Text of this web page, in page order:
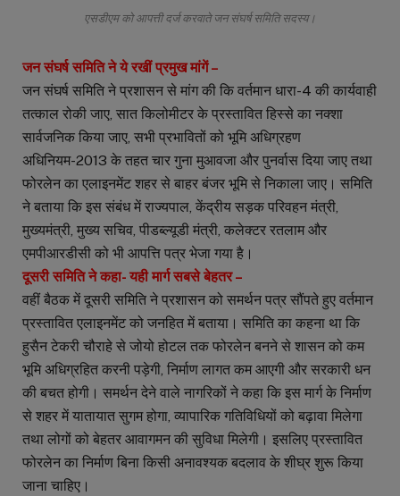
एसडीएम को आपत्ती दर्ज करवाते जन संघर्ष समिति सदस्य।
जन संघर्ष समिति ने ये रखीं प्रमुख मांगें –
जन संघर्ष समिति ने प्रशासन से मांग की कि वर्तमान धारा-4 की कार्यवाही
तत्काल रोकी जाए, सात किलोमीटर के प्रस्तावित हिस्से का नक्शा
सार्वजनिक किया जाए, सभी प्रभावितों को भूमि अधिग्रहण
अधिनियम-2013 के तहत चार गुना मुआवजा और पुनर्वास दिया जाए तथा
फोरलेन का एलाइनमेंट शहर से बाहर बंजर भूमि से निकाला जाए। समिति
ने बताया कि इस संबंध में राज्यपाल, केंद्रीय सड़क परिवहन मंत्री,
मुख्यमंत्री, मुख्य सचिव, पीडब्ल्यूडी मंत्री, कलेक्टर रतलाम और
एमपीआरडीसी को भी आपत्ति पत्र भेजा गया है।
दूसरी समिति ने कहा- यही मार्ग सबसे बेहतर –
वहीं बैठक में दूसरी समिति ने प्रशासन को समर्थन पत्र सौंपते हुए वर्तमान
प्रस्तावित एलाइनमेंट को जनहित में बताया। समिति का कहना था कि
हुसैन टेकरी चौराहे से जोयो होटल तक फोरलेन बनने से शासन को कम
भूमि अधिग्रहित करनी पड़ेगी, निर्माण लागत कम आएगी और सरकारी धन
की बचत होगी। समर्थन देने वाले नागरिकों ने कहा कि इस मार्ग के निर्माण
से शहर में यातायात सुगम होगा, व्यापारिक गतिविधियों को बढ़ावा मिलेगा
तथा लोगों को बेहतर आवागमन की सुविधा मिलेगी। इसलिए प्रस्तावित
फोरलेन का निर्माण बिना किसी अनावश्यक बदलाव के शीघ्र शुरू किया
जाना चाहिए।